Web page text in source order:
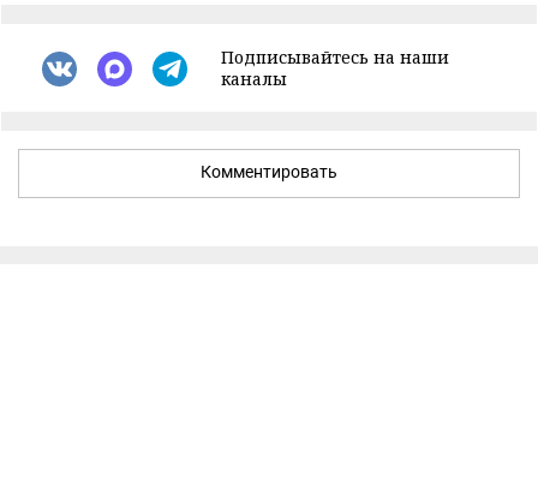
Подписывайтесь на наши
каналы
Комментировать